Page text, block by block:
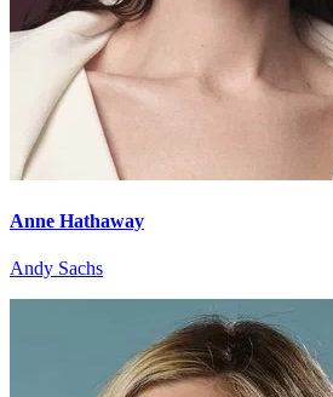
Anne Hathaway
Andy Sachs